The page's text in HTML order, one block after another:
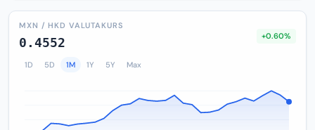
MXN / HKD VALUTAKURS
0.4552 +0.60%
1D 5D 1M 1Y 5Y Max